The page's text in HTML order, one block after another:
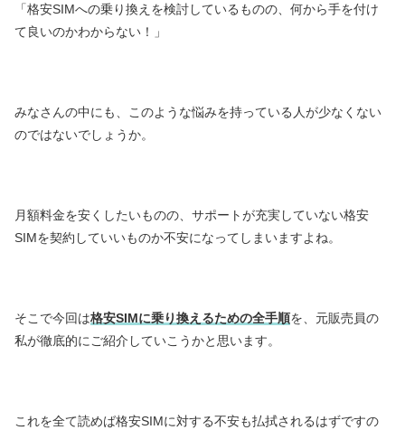
「格安SIMへの乗り換えを検討しているものの、何から手を付け
て良いのかわからない！」
みなさんの中にも、このような悩みを持っている人が少なくない
のではないでしょうか。
月額料金を安くしたいものの、サポートが充実していない格安
SIMを契約していいものか不安になってしまいますよね。
そこで今回は格安SIMに乗り換えるための全手順を、元販売員の
私が徹底的にご紹介していこうかと思います。
これを全て読めば格安SIMに対する不安も払拭されるはずですの